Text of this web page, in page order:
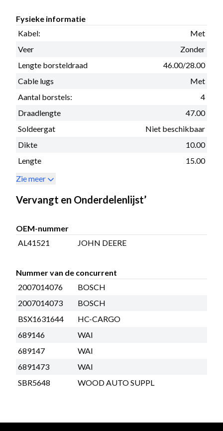
Fysieke informatie
Kabel:
Met
Veer
Zonder
Lengte borsteldraad
46.00/28.00
Cable lugs
Met
Aantal borstels:
4
Draadlengte
47.00
Soldeergat
Niet beschikbaar
Dikte
10.00
Lengte
15.00
Zie meer
Vervangt en Onderdelenlijst’
OEM-nummer
AL41521
JOHN DEERE
Nummer van de concurrent
2007014076
BOSCH
2007014073
BOSCH
BSX1631644
HC-CARGO
689146
WAI
689147
WAI
6891473
WAI
SBR5648
WOOD AUTO SUPPL